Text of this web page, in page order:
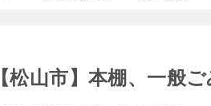
【松山市】本棚、一般